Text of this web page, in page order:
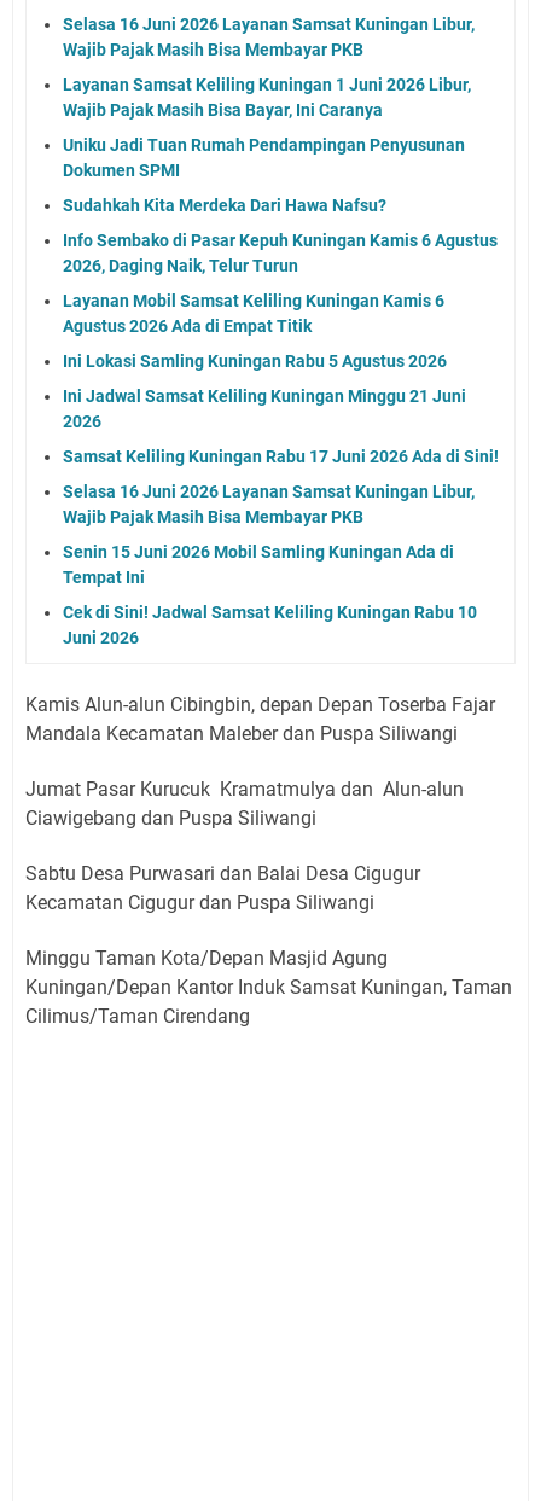
Selasa 16 Juni 2026 Layanan Samsat Kuningan Libur,
Wajib Pajak Masih Bisa Membayar PKB
Layanan Samsat Keliling Kuningan 1 Juni 2026 Libur,
Wajib Pajak Masih Bisa Bayar, Ini Caranya
Uniku Jadi Tuan Rumah Pendampingan Penyusunan
Dokumen SPMI
Sudahkah Kita Merdeka Dari Hawa Nafsu?
Info Sembako di Pasar Kepuh Kuningan Kamis 6 Agustus
2026, Daging Naik, Telur Turun
Layanan Mobil Samsat Keliling Kuningan Kamis 6
Agustus 2026 Ada di Empat Titik
Ini Lokasi Samling Kuningan Rabu 5 Agustus 2026
Ini Jadwal Samsat Keliling Kuningan Minggu 21 Juni
2026
Samsat Keliling Kuningan Rabu 17 Juni 2026 Ada di Sini!
Selasa 16 Juni 2026 Layanan Samsat Kuningan Libur,
Wajib Pajak Masih Bisa Membayar PKB
Senin 15 Juni 2026 Mobil Samling Kuningan Ada di
Tempat Ini
Cek di Sini! Jadwal Samsat Keliling Kuningan Rabu 10
Juni 2026
Kamis Alun-alun Cibingbin, depan Depan Toserba Fajar
Mandala Kecamatan Maleber dan Puspa Siliwangi
Jumat Pasar Kurucuk Kramatmulya dan Alun-alun
Ciawigebang dan Puspa Siliwangi
Sabtu Desa Purwasari dan Balai Desa Cigugur
Kecamatan Cigugur dan Puspa Siliwangi
Minggu Taman Kota/Depan Masjid Agung
Kuningan/Depan Kantor Induk Samsat Kuningan, Taman
Cilimus/Taman Cirendang